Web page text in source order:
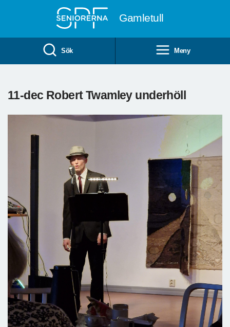
Gamletull
Sök Meny
11-dec Robert Twamley underhöll